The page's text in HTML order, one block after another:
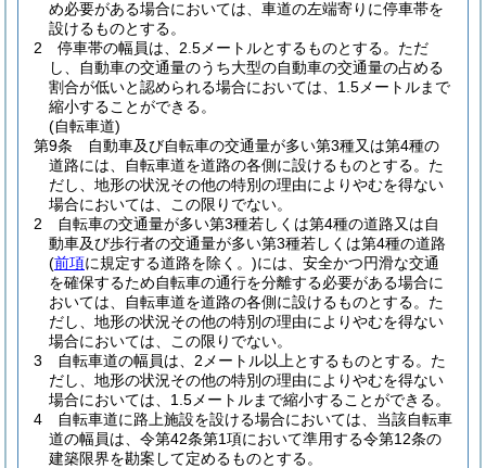
め必要がある場合においては、車道の左端寄りに停車帯を
設けるものとする。
2
停車帯の幅員は、2.5メートルとするものとする。 ただ
し、自動車の交通量のうち大型の自動車の交通量の占める
割合が低いと認められる場合においては、1.5メートルまで
縮小することができる。
(自転車道)
第9条
自動車及び自転車の交通量が多い第3種又は第4種の
道路には、自転車道を道路の各側に設けるものとする。 た
だし、地形の状況その他の特別の理由によりやむを得ない
場合においては、この限りでない。
2
自転車の交通量が多い第3種若しくは第4種の道路又は自
動車及び歩行者の交通量が多い第3種若しくは第4種の道路
(前項に規定する道路を除く。)には、安全かつ円滑な交通
を確保するため自転車の通行を分離する必要がある場合に
おいては、自転車道を道路の各側に設けるものとする。 た
だし、地形の状況その他の特別の理由によりやむを得ない
場合においては、この限りでない。
3
自転車道の幅員は、2メートル以上とするものとする。 た
だし、地形の状況その他の特別の理由によりやむを得ない
場合においては、1.5メートルまで縮小することができる。
4
自転車道に路上施設を設ける場合においては、当該自転車
道の幅員は、令第42条第1項において準用する令第12条の
建築限界を勘案して定めるものとする。